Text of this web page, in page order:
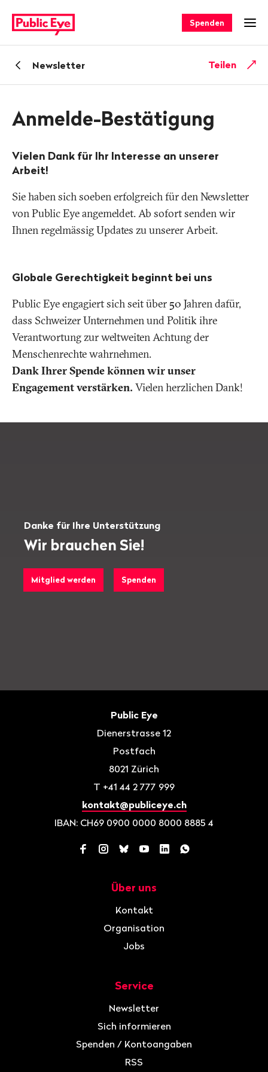
auf
publiceye.ch
Spenden
ZurückNewsletter Teilen
Anmelde-Bestätigung
Vielen Dank für Ihr Interesse an unserer
Arbeit!
Sie haben sich soeben erfolgreich für den Newsletter
von Public Eye angemeldet. Ab sofort senden wir
Ihnen regelmässig Updates zu unserer Arbeit.
Globale Gerechtigkeit beginnt bei uns
Public Eye engagiert sich seit über 50 Jahren dafür,
dass Schweizer Unternehmen und Politik ihre
Verantwortung zur weltweiten Achtung der
Menschenrechte wahrnehmen.
Dank Ihrer Spende können wir unser
Engagement verstärken. Vielen herzlichen Dank!
Danke für Ihre Unterstützung
Wir brauchen Sie!
Mitglied werden Spenden
Public Eye
Dienerstrasse 12
Postfach
8021 Zürich
T +41 44 2 777 999
kontakt@publiceye.ch
IBAN: CH69 0900 0000 8000 8885 4
Facebook
Instagram
BlueskyYouTube
LinkedInWhatsApp
Über uns
Kontakt
Organisation
Jobs
Service
Newsletter
Sich informieren
Spenden / Kontoangaben
RSS